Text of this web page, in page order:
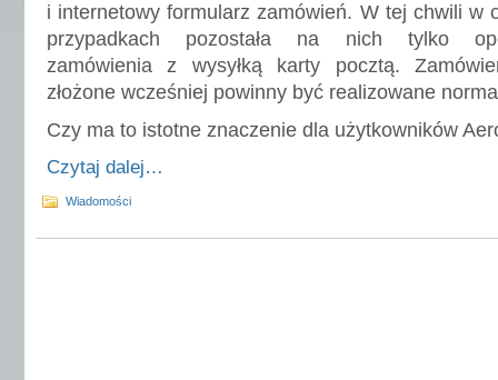
i internetowy formularz zamówień. W tej chwili w
przypadkach pozostała na nich tylko
zamówienia z wysyłką karty pocztą.
złożone wcześniej powinny być realizowane
Czy ma to istotne znaczenie dla użytkowników
Czytaj dalej…
Wiadomości